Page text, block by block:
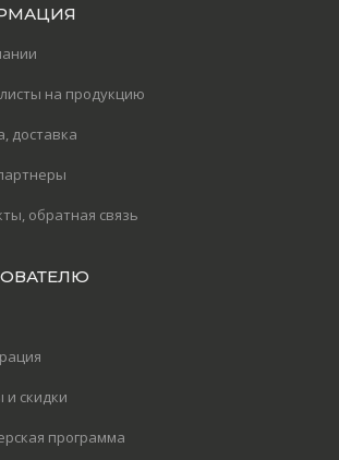
на продукцию
доставка
обратная связь
и скидки
программа